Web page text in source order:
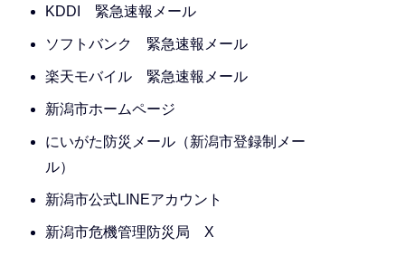
KDDI 緊急速報メール
ソフトバンク 緊急速報メール
楽天モバイル 緊急速報メール
新潟市ホームページ
にいがた防災メール（新潟市登録制メー
ル）
新潟市公式LINEアカウント
新潟市危機管理防災局 X